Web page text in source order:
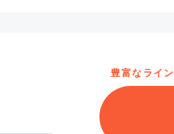
豊富なライ